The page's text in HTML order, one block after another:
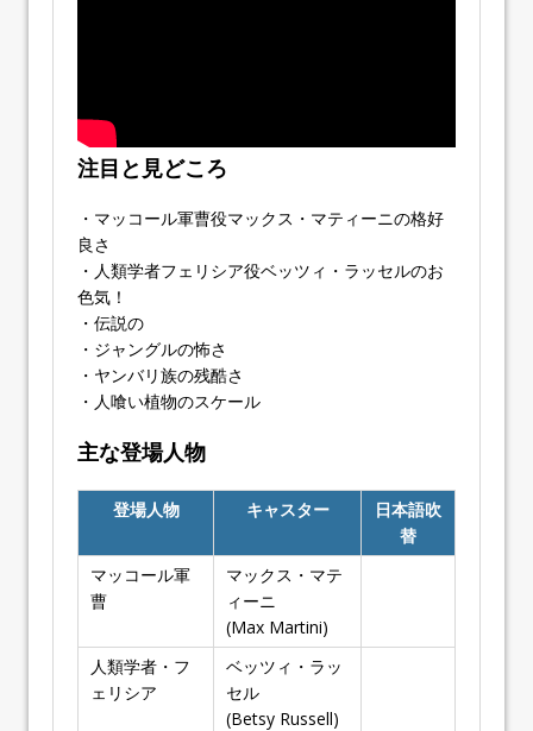
注目と見どころ
・マッコール軍曹役マックス・マティーニの格好
良さ
・人類学者フェリシア役ベッツィ・ラッセルのお
色気！
・伝説の
・ジャングルの怖さ
・ヤンバリ族の残酷さ
・人喰い植物のスケール
主な登場人物
登場人物 キャスター
日本語吹
替
マッコール軍
曹
マックス・マテ
ィーニ
(Max Martini)
人類学者・フ
ェリシア
ベッツィ・ラッ
セル
(Betsy Russell)